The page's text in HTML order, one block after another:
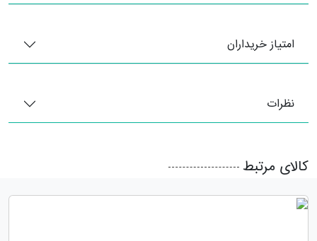
امتیاز خریداران
نظرات
کالای مرتبط